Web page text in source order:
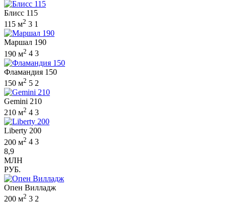
Блисс 115
115 м2 3 1
Маршал 190
190 м2 4 3
Фламандия 150
150 м2 5 2
Gemini 210
210 м2 4 3
Liberty 200
200 м2 4 3
8,9
МЛН
РУБ.
Опен Вилладж
200 м2 3 2